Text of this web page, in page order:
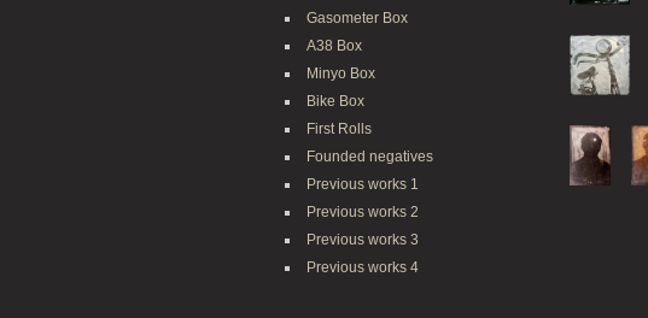
Gasometer Box
A38 Box
Minyo Box
Bike Box
First Rolls
Founded negatives
Previous works 1
Previous works 2
Previous works 3
Previous works 4